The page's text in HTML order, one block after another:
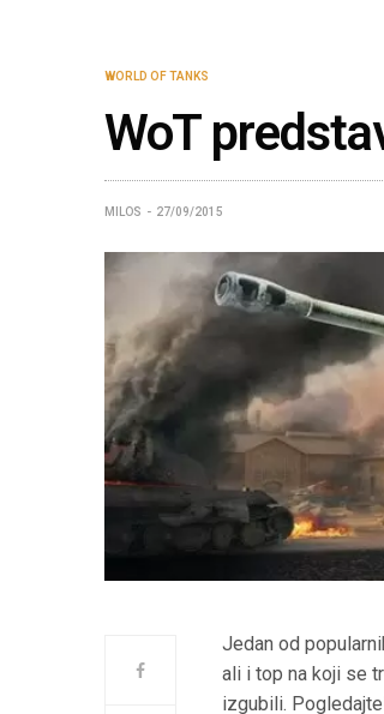
WORLD OF TANKS
WoT
MILOS 27/09/2015
Jedan od
ali i top na koji se
izgubili.